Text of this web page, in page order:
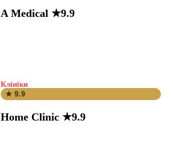
A Medical ★9.9
Клініки
★ 9.9
Home Clinic ★9.9